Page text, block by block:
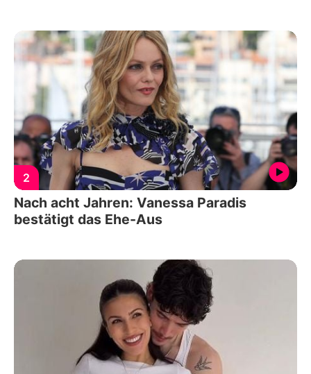
2
Nach acht Jahren: Vanessa Paradis
bestätigt das Ehe-Aus